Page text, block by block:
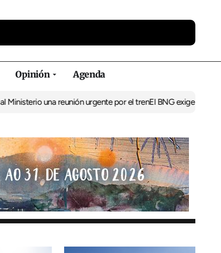
Opinión Agenda
una reunión urgente por el trenEl BNG exige la puesta en